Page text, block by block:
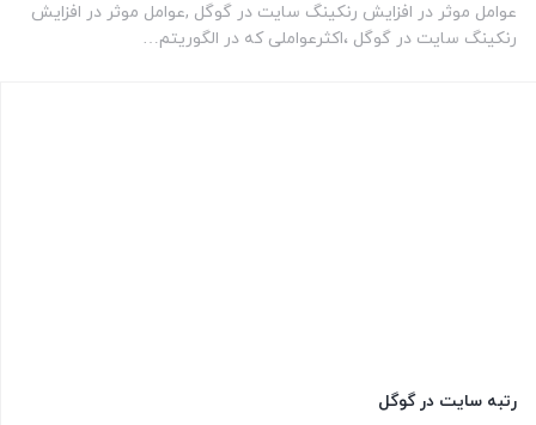
عوامل موثر در افزایش رنکینگ سایت در گوگل ,عوامل موثر در افزایش
رنکینگ سایت در گوگل ،اکثرعواملی که در الگوریتم…
رتبه سایت در گوگل